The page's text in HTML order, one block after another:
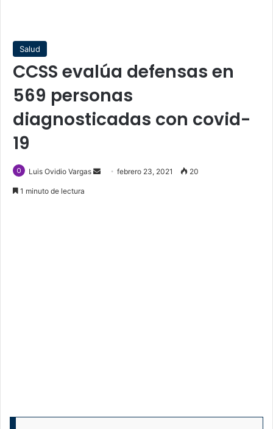
Salud
CCSS evalúa defensas en
569 personas
diagnosticadas con covid-
19
Luis Ovidio Vargas
Sendfebrero 23, 2021 20
1 minuto de lectura